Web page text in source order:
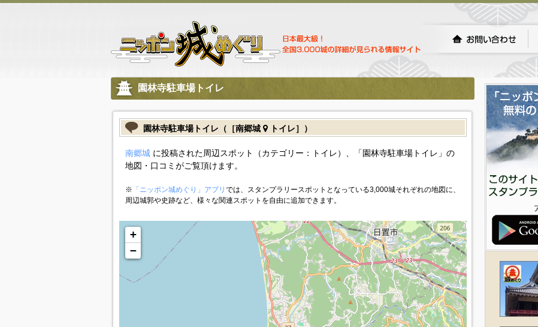
園林寺駐車場トイレ
園林寺駐車場トイレ（［南郷城 トイレ］）
南郷城に投稿された周辺スポット（カテゴリー：トイレ）、「園林寺駐車場トイレ」の
地図・口コミがご覧頂けます。
※ 「ニッポン城めぐり」アプリ では、スタンプラリースポットとなっている3,000城それぞれの地図に、
周辺城郭や史跡など、様々な関連スポットを自由に追加できます。
+
−